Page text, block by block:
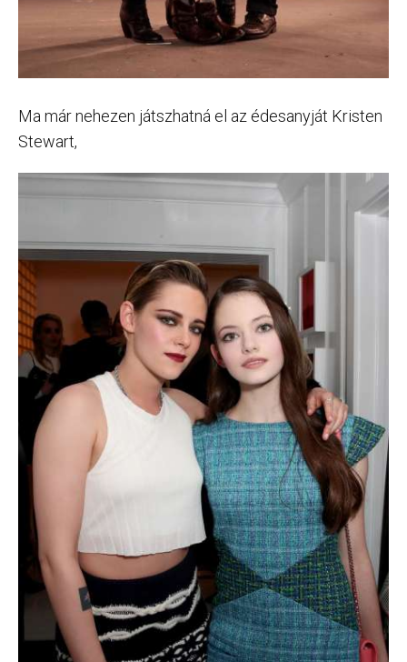
Ma már nehezen játszhatná el az édesanyját Kristen
Stewart,